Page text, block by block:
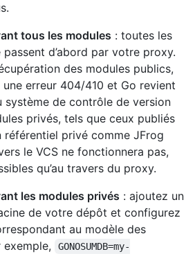
tous les modules : toutes les
d’abord par votre proxy.
des modules publics,
erreur 404/410 et Go revient
système de contrôle de version
privés, tels que ceux publiés
référentiel privé comme JFrog
le VCS ne fonctionnera pas,
qu’au travers du proxy.
les modules privés : ajoutez un
de votre dépôt et configurez
au modèle des
GONOSUMDB=my-